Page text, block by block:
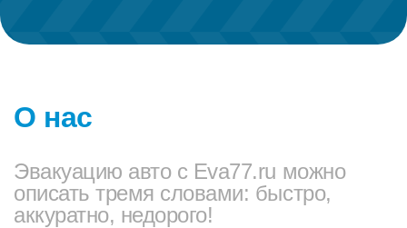
О нас
Эвакуацию авто с Eva77.ru можно
описать тремя словами: быстро,
аккуратно, недорого!